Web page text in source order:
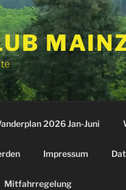
2026 Jan-Juni
Impressum
Mitfahrregelung